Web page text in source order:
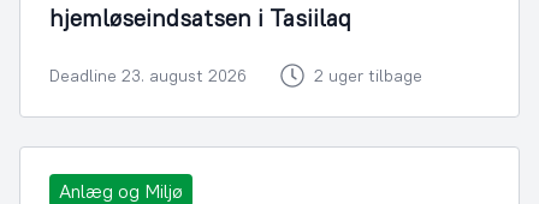
hjemløseindsatsen i Tasiilaq
Deadline 23. august 2026 2 uger tilbage
Anlæg og Miljø